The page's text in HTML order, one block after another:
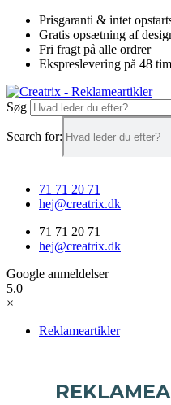
Videre
indhold
Prisgaranti & intet
Gratis opsætning af
Fri fragt på alle ordrer
Ekspreslevering på 48
Søg
Search for:
71 71 20 71
hej@creatrix.dk
71 71 20 71
hej@creatrix.dk
Google anmeldelser
5.0
×
Reklameartikler